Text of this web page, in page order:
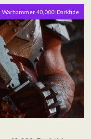
Warhammer 40,000: Darktide